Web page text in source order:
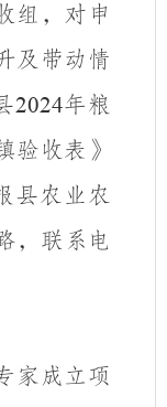
组，对申
及带动情
2024年粮
验收表》
县农业农
，联系电
家成立项